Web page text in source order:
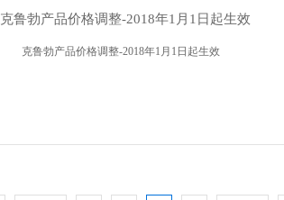
克鲁勃产品价格调整-2018年1月1日起生效
克鲁勃产品价格调整-2018年1月1日起生效